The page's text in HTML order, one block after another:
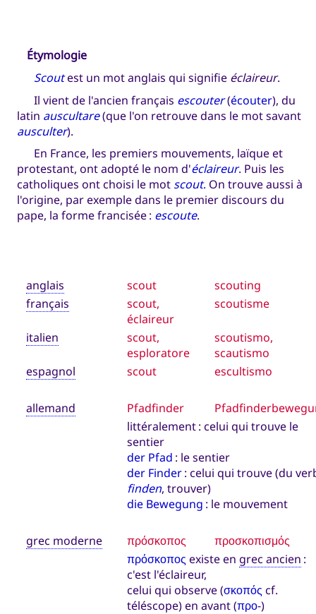
Étymologie
Scoutest un mot anglais qui signifie éclaireur.
Il vient de l'ancien français escouter(écouter), du
latin auscultare(que l'on retrouve dans le mot savant
ausculter).
En France, les premiers mouvements, laïque et
protestant, ont adopté le nom d'éclaireur. Puis les
catholiques ont choisi le mot scout. On trouve aussi à
l'origine, par exemple dans le premier discours du
pape, la forme francisée : escoute.
anglais scout
scouting
français
scout,
éclaireur
scoutisme
italien
scout,
esploratore
scoutismo,
scautismo
espagnol
scout escultismo
allemand Pfadfinder
littéralement : celui qui trouve le
sentier
der Pfad : le sentier
der Finder: celui qui trouve (du
finden, trouver)
die Bewegung : le mouvement
grec moderne πρόσκοπος
προσκοπισμός
πρόσκοπος existe en grec ancien :
c'est l'éclaireur,
celui qui observe (σκοπός cf.
téléscope) en avant (προ-)